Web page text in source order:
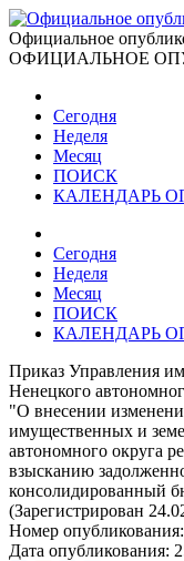
Официальное
ОФИЦИАЛЬНОЕ
Сегодня
Неделя
Месяц
ПОИСК
КАЛЕНДАРЬ
Сегодня
Неделя
Месяц
ПОИСК
КАЛЕНДАРЬ
Приказ Управления
Ненецкого
"О внесении
имущественных и
автономного округа
взысканию
консолидированный
(Зарегистрирован
Номер опубликования:
Дата опубликования: